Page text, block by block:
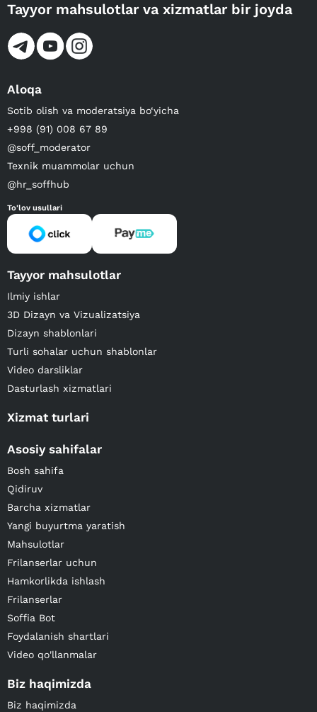
Tayyor mahsulotlar va xizmatlar bir joyda
Aloqa
Sotib olish va moderatsiya bo‘yicha
+998 (91) 008 67 89
@soff_moderator
Texnik muammolar uchun
@hr_soffhub
To'lov usullari
Tayyor mahsulotlar
Ilmiy ishlar
3D Dizayn va Vizualizatsiya
Dizayn shablonlari
Turli sohalar uchun shablonlar
Video darsliklar
Dasturlash xizmatlari
Xizmat turlari
Asosiy sahifalar
Bosh sahifa
Qidiruv
Barcha xizmatlar
Yangi buyurtma yaratish
Mahsulotlar
Frilanserlar uchun
Hamkorlikda ishlash
Frilanserlar
Soffia Bot
Foydalanish shartlari
Video qo'llanmalar
Biz haqimizda
Biz haqimizda